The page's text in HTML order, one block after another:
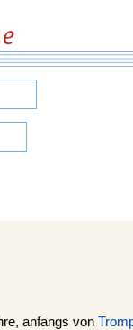
anfangs von